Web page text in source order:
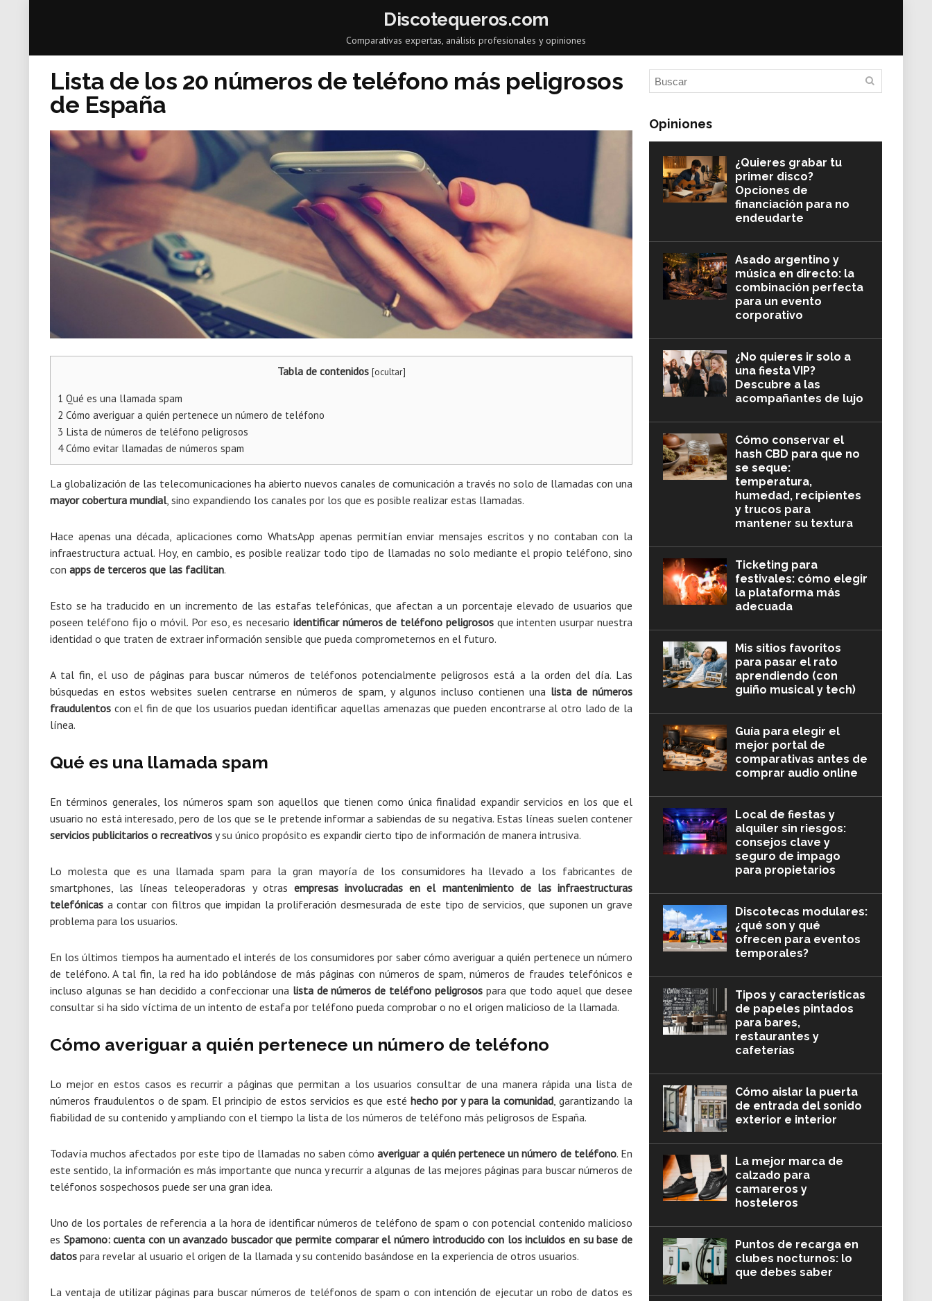
Discotequeros.com
Comparativas expertas, análisis profesionales y opiniones
Lista de los 20 números de teléfono más peligrosos
de España
Tabla de contenidos [ocultar]
1 Qué es una llamada spam
2 Cómo averiguar a quién pertenece un número de teléfono
3 Lista de números de teléfono peligrosos
4Cómo evitar llamadas de números spam
La globalización de las telecomunicaciones ha abierto nuevos canales de comunicación a través no solo de llamadas con una
mayor cobertura mundial, sino expandiendo los canales por los que es posible realizar estas llamadas.
Hace apenas una década, aplicaciones como WhatsApp apenas permitían enviar mensajes escritos y no contaban con la
infraestructura actual. Hoy, en cambio, es posible realizar todo tipo de llamadas no solo mediante el propio teléfono, sino
con apps de terceros que las facilitan.
Esto se ha traducido en un incremento de las estafas telefónicas, que afectan a un porcentaje elevado de usuarios que
poseen teléfono fijo o móvil. Por eso, es necesario identificar números de teléfono peligrososque intenten usurpar nuestra
identidad o que traten de extraer información sensible que pueda comprometernos en el futuro.
A tal fin, el uso de páginas para buscar números de teléfonos potencialmente peligrosos está a la orden del día. Las
búsquedas en estos websites suelen centrarse en números de spam, y algunos incluso contienen una lista de números
fraudulentos con el fin de que los usuarios puedan identificar aquellas amenazas que pueden encontrarse al otro lado de la
línea.
Qué es una llamada spam
En términos generales, los números spam son aquellos que tienen como única finalidad expandir servicios en los que el
usuario no está interesado, pero de los que se le pretende informar a sabiendas de su negativa. Estas líneas suelen contener
servicios publicitarios o recreativos y su único propósito es expandir cierto tipo de información de manera intrusiva.
Lo molesta que es una llamada spam para la gran mayoría de los consumidores ha llevado a los fabricantes de
smartphones, las líneas teleoperadoras y otras empresas involucradas en el mantenimiento de las infraestructuras
telefónicas a contar con filtros que impidan la proliferación desmesurada de este tipo de servicios, que suponen un grave
problema para los usuarios.
En los últimos tiempos ha aumentado el interés de los consumidores por saber cómo averiguar a quién pertenece un número
de teléfono. A tal fin, la red ha ido poblándose de más páginas con números de spam, números de fraudes telefónicos e
incluso algunas se han decidido a confeccionar una lista de números de teléfono peligrosos para que todo aquel que desee
consultar si ha sido víctima de un intento de estafa por teléfono pueda comprobar o no el origen malicioso de la llamada.
Cómo averiguar a quién pertenece un número de teléfono
Lo mejor en estos casos es recurrir a páginas que permitan a los usuarios consultar de una manera rápida una lista de
números fraudulentos o de spam. El principio de estos servicios es que estéhecho por y para la comunidad, garantizando la
fiabilidad de su contenido y ampliando con el tiempo la lista de los números de teléfono más peligrosos de España.
Todavía muchos afectados por este tipo de llamadas no saben cómoaveriguar a quién pertenece un número de teléfono. En
este sentido, la información es más importante que nunca y recurrir a algunas de las mejores páginas para buscar números de
teléfonos sospechosos puede ser una gran idea.
Uno de los portales de referencia a la hora de identificar números de teléfono de spam o con potencial contenido malicioso
es Spamono: cuenta con un avanzado buscador que permite comparar el número introducido con los incluidos en su base de
datos para revelar al usuario el origen de la llamada y su contenido basándose en la experiencia de otros usuarios.
La ventaja de utilizar páginas para buscar números de teléfonos de spam o con intención de ejecutar un robo de datos es
Opiniones
¿Quieres grabar tu
primer disco?
Opciones de
financiación para no
endeudarte
Asado argentino y
música en directo: la
combinación perfecta
para un evento
corporativo
¿No quieres ir solo a
una fiesta VIP?
Descubre a las
acompañantes de lujo
Cómo conservar el
hash CBD para que no
se seque:
temperatura,
humedad, recipientes
y trucos para
mantener su textura
Ticketing para
festivales: cómo elegir
la plataforma más
adecuada
Mis sitios favoritos
para pasar el rato
aprendiendo (con
guiño musical y tech)
Guía para elegir el
mejor portal de
comparativas antes de
comprar audio online
Local de fiestas y
alquiler sin riesgos:
consejos clave y
seguro de impago
para propietarios
Discotecas modulares:
¿qué son y qué
ofrecen para eventos
temporales?
Tipos y características
de papeles pintados
para bares,
restaurantes y
cafeterías
Cómo aislar la puerta
de entrada del sonido
exterior e interior
La mejor marca de
calzado para
camareros y
hosteleros
Puntos de recarga en
clubes nocturnos: lo
que debes saber